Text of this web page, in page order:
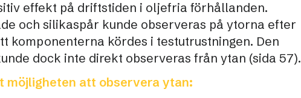
effekt på driftstiden i oljefria förhållanden.
och silikaspår kunde observeras på ytorna efter
komponenterna kördes i testutrustningen. Den
dock inte direkt observeras från ytan (sida 57).
möjligheten att observera ytan: